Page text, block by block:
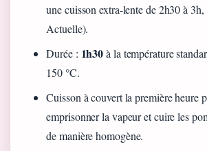
une cuisson extra-lente de 2h30 à
Actuelle).
Durée : 1h30à la température
150 °C.
Cuisson à couvert la première heure
emprisonner la vapeur et cuire les
de manière homogène.